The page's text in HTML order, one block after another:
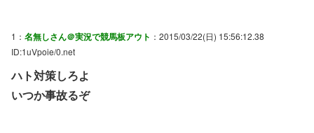
1： 名無しさん＠実況で競馬板アウト ：2015/03/22(日) 15:56:12.38
ID:1uVpoie/0.net
ハト対策しろよ
いつか事故るぞ